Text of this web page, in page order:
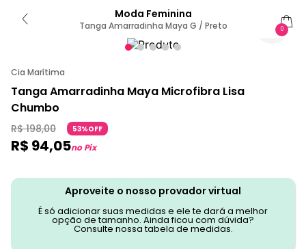
Moda Feminina
Tanga Amarradinha Maya G / Preto 0
Cia Marítima
Tanga Amarradinha Maya Microfibra Lisa
Chumbo
R$ 198,00 53%OFF
R$ 94,05no Pix
Aproveite o nosso provador virtual
É só adicionar suas medidas e ele te dará a melhor
opção de tamanho. Ainda ficou com dúvida?
Consulte nossa tabela de medidas.